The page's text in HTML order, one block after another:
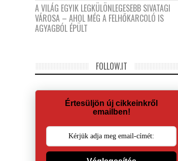
A VILÁG EGYIK LEGKÜLÖNLEGESEBB SIVATAGI
VÁROSA – AHOL MÉG A FELHŐKARCOLÓ IS
AGYAGBÓL ÉPÜLT
FOLLOW.IT
Értesüljön új cikkeinkről
emailben!